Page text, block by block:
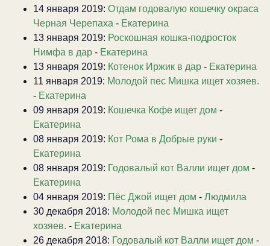
14 января 2019: Отдам годовалую кошечку окраса
Черная Черепаха - Екатерина
13 января 2019: Роскошная кошка-подросток
Нимфа в дар - Екатерина
13 января 2019: Котенок Иржик в дар - Екатерина
11 января 2019: Молодой пес Мишка ищет хозяев.
- Екатерина
09 января 2019: Кошечка Кофе ищет дом -
Екатерина
08 января 2019: Кот Рома в Добрые руки -
Екатерина
08 января 2019: Годовалый кот Валли ищет дом -
Екатерина
04 января 2019: Пёс Джой ищет дом - Людмила
30 декабря 2018: Молодой пес Мишка ищет
хозяев. - Екатерина
26 декабря 2018: Годовалый кот Валли ищет дом -